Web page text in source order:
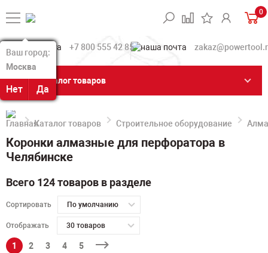
Ваш город:
Москва
Нет Да
Ваш город:
Москва
Нет Да
0
+7 800 555 42 85
Каталог товаров
Каталог товаров Строительное оборудование
Коронки алмазные для перфоратора в
Челябинске
Всего 124 товаров в разделе
Сортировать По умолчанию
Отображать 30 товаров
1 2 3 4 5